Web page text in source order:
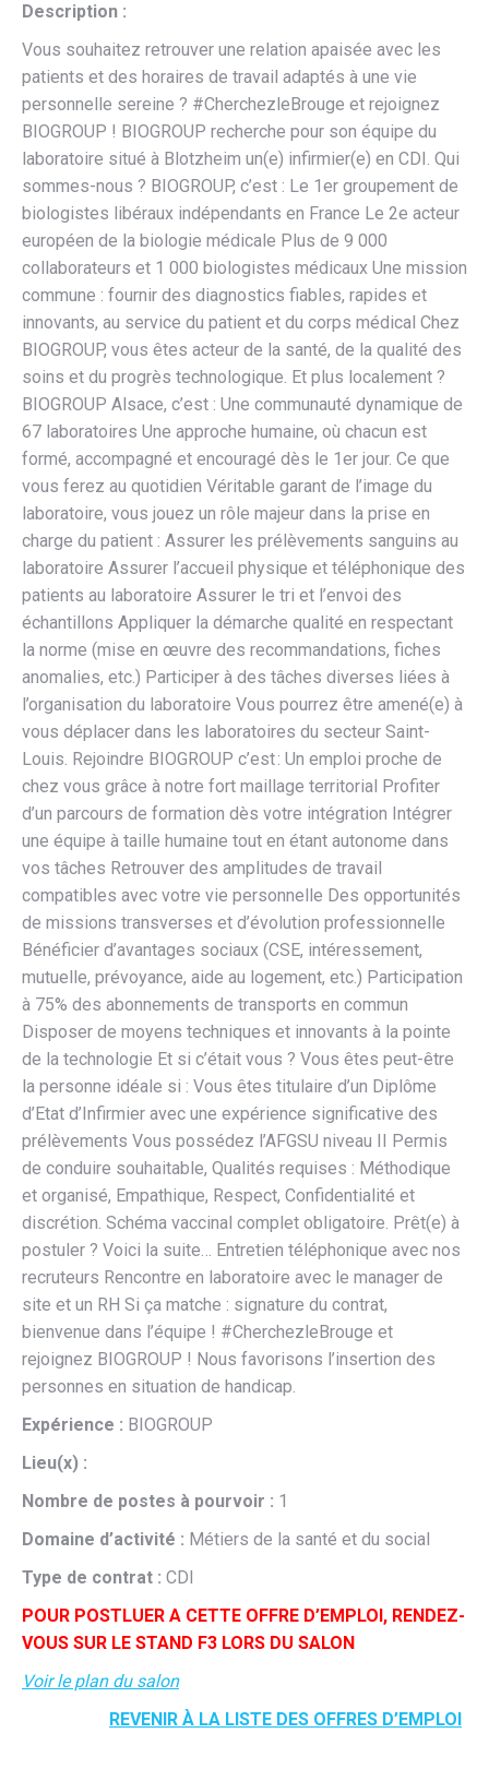
Description :
Vous souhaitez retrouver une relation apaisée avec les
patients et des horaires de travail adaptés à une vie
personnelle sereine ? #CherchezleBrouge et rejoignez
BIOGROUP ! BIOGROUP recherche pour son équipe du
laboratoire situé à Blotzheim un(e) infirmier(e) en CDI. Qui
sommes-nous ? BIOGROUP, c’est : Le 1er groupement de
biologistes libéraux indépendants en France Le 2e acteur
européen de la biologie médicale Plus de 9 000
collaborateurs et 1 000 biologistes médicaux Une mission
commune : fournir des diagnostics fiables, rapides et
innovants, au service du patient et du corps médical Chez
BIOGROUP, vous êtes acteur de la santé, de la qualité des
soins et du progrès technologique. Et plus localement ?
BIOGROUP Alsace, c’est : Une communauté dynamique de
67 laboratoires Une approche humaine, où chacun est
formé, accompagné et encouragé dès le 1er jour. Ce que
vous ferez au quotidien Véritable garant de l’image du
laboratoire, vous jouez un rôle majeur dans la prise en
charge du patient : Assurer les prélèvements sanguins au
laboratoire Assurer l’accueil physique et téléphonique des
patients au laboratoire Assurer le tri et l’envoi des
échantillons Appliquer la démarche qualité en respectant
la norme (mise en œuvre des recommandations, fiches
anomalies, etc.) Participer à des tâches diverses liées à
l’organisation du laboratoire Vous pourrez être amené(e) à
vous déplacer dans les laboratoires du secteur Saint-
Louis. Rejoindre BIOGROUP c’est : Un emploi proche de
chez vous grâce à notre fort maillage territorial Profiter
d’un parcours de formation dès votre intégration Intégrer
une équipe à taille humaine tout en étant autonome dans
vos tâches Retrouver des amplitudes de travail
compatibles avec votre vie personnelle Des opportunités
de missions transverses et d’évolution professionnelle
Bénéficier d’avantages sociaux (CSE, intéressement,
mutuelle, prévoyance, aide au logement, etc.) Participation
à 75% des abonnements de transports en commun
Disposer de moyens techniques et innovants à la pointe
de la technologie Et si c’était vous ? Vous êtes peut-être
la personne idéale si : Vous êtes titulaire d’un Diplôme
d’Etat d’Infirmier avec une expérience significative des
prélèvements Vous possédez l’AFGSU niveau II Permis
de conduire souhaitable, Qualités requises : Méthodique
et organisé, Empathique, Respect, Confidentialité et
discrétion. Schéma vaccinal complet obligatoire. Prêt(e) à
postuler ? Voici la suite… Entretien téléphonique avec nos
recruteurs Rencontre en laboratoire avec le manager de
site et un RH Si ça matche : signature du contrat,
bienvenue dans l’équipe ! #CherchezleBrouge et
rejoignez BIOGROUP ! Nous favorisons l’insertion des
personnes en situation de handicap.
Expérience : BIOGROUP
Lieu(x) :
Nombre de postes à pourvoir : 1
Domaine d’activité : Métiers de la santé et du social
Type de contrat : CDI
POUR POSTLUER A CETTE OFFRE D’EMPLOI, RENDEZ-
VOUS SUR LE STAND F3 LORS DU SALON
Voir le plan du salon
REVENIR À LA LISTE DES OFFRES D’EMPLOI